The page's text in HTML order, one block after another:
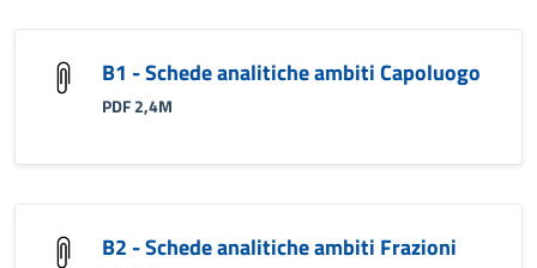
B1 - Schede analitiche ambiti Capoluogo
PDF 2,4M
B2 - Schede analitiche ambiti Frazioni